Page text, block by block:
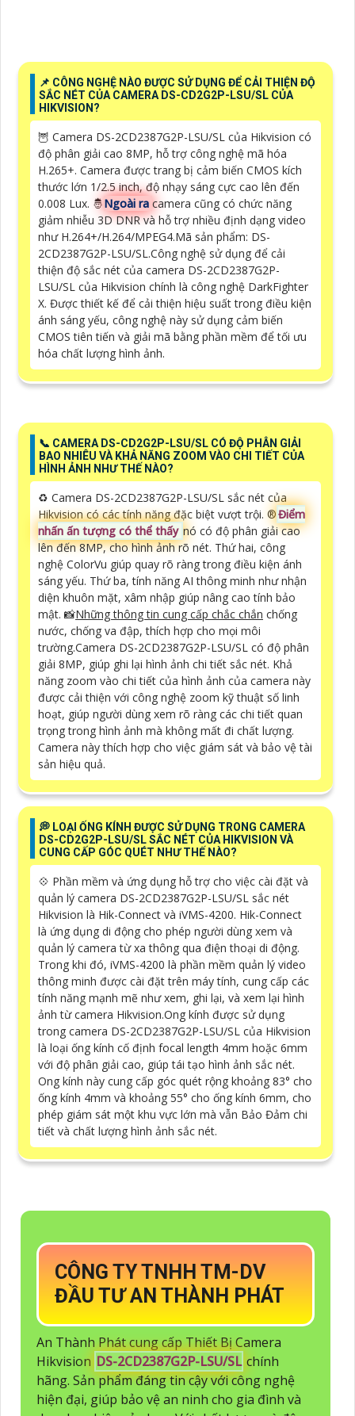
📌 CÔNG NGHỆ NÀO ĐƯỢC SỬ DỤNG ĐỂ CẢI THIỆN ĐỘ
SẮC NÉT CỦA CAMERA DS-CD2G2P-LSU/SL CỦA
HIKVISION?
🦉 Camera DS-2CD2387G2P-LSU/SL của Hikvision có
độ phân giải cao 8MP, hỗ trợ công nghệ mã hóa
H.265+. Camera được trang bị cảm biến CMOS kích
thước lớn 1/2.5 inch, độ nhạy sáng cực cao lên đến
0.008 Lux. 🤴Ngoài ra camera cũng có chức năng
giảm nhiễu 3D DNR và hỗ trợ nhiều định dạng video
như H.264+/H.264/MPEG4.Mã sản phẩm: DS-
2CD2387G2P-LSU/SL.Công nghệ sử dụng để cải
thiện độ sắc nét của camera DS-2CD2387G2P-
LSU/SL của Hikvision chính là công nghệ DarkFighter
X. Được thiết kế để cải thiện hiệu suất trong điều kiện
ánh sáng yếu, công nghệ này sử dụng cảm biến
CMOS tiên tiến và giải mã bằng phần mềm để tối ưu
hóa chất lượng hình ảnh.
📞 CAMERA DS-CD2G2P-LSU/SL CÓ ĐỘ PHÂN GIẢI
BAO NHIÊU VÀ KHẢ NĂNG ZOOM VÀO CHI TIẾT CỦA
HÌNH ẢNH NHƯ THẾ NÀO?
♻️ Camera DS-2CD2387G2P-LSU/SL sắc nét của
Hikvision có các tính năng đặc biệt vượt trội. ®️Điểm
nhấn ấn tượng có thể thấy nó có độ phân giải cao
lên đến 8MP, cho hình ảnh rõ nét. Thứ hai, công
nghệ ColorVu giúp quay rõ ràng trong điều kiện ánh
sáng yếu. Thứ ba, tính năng AI thông minh như nhận
diện khuôn mặt, xâm nhập giúp nâng cao tính bảo
mật. 📸Những thông tin cung cấp chắc chắn chống
nước, chống va đập, thích hợp cho mọi môi
trường.Camera DS-2CD2387G2P-LSU/SL có độ phân
giải 8MP, giúp ghi lại hình ảnh chi tiết sắc nét. Khả
năng zoom vào chi tiết của hình ảnh của camera này
được cải thiện với công nghệ zoom kỹ thuật số linh
hoạt, giúp người dùng xem rõ ràng các chi tiết quan
trọng trong hình ảnh mà không mất đi chất lượng.
Camera này thích hợp cho việc giám sát và bảo vệ tài
sản hiệu quả.
️💭 LOẠI ỐNG KÍNH ĐƯỢC SỬ DỤNG TRONG CAMERA
DS-CD2G2P-LSU/SL SẮC NÉT CỦA HIKVISION VÀ
CUNG CẤP GÓC QUÉT NHƯ THẾ NÀO?
💠 Phần mềm và ứng dụng hỗ trợ cho việc cài đặt và
quản lý camera DS-2CD2387G2P-LSU/SL sắc nét
Hikvision là Hik-Connect và iVMS-4200. Hik-Connect
là ứng dụng di động cho phép người dùng xem và
quản lý camera từ xa thông qua điện thoại di động.
Trong khi đó, iVMS-4200 là phần mềm quản lý video
thông minh được cài đặt trên máy tính, cung cấp các
tính năng mạnh mẽ như xem, ghi lại, và xem lại hình
ảnh từ camera Hikvision.Ong kính được sử dụng
trong camera DS-2CD2387G2P-LSU/SL của Hikvision
là loại ống kính cố định focal length 4mm hoặc 6mm
với độ phân giải cao, giúp tái tạo hình ảnh sắc nét.
Ong kính này cung cấp góc quét rộng khoảng 83° cho
ống kính 4mm và khoảng 55° cho ống kính 6mm, cho
phép giám sát một khu vực lớn mà vẫn Bảo Đảm chi
tiết và chất lượng hình ảnh sắc nét.
CÔNG TY TNHH TM-DV
ĐẦU TƯ AN THÀNH PHÁT
An Thành Phát cung cấp Thiết Bị Camera
Hikvision DS-2CD2387G2P-LSU/SL chính
hãng. Sản phẩm đáng tin cậy với công nghệ
hiện đại, giúp bảo vệ an ninh cho gia đình và